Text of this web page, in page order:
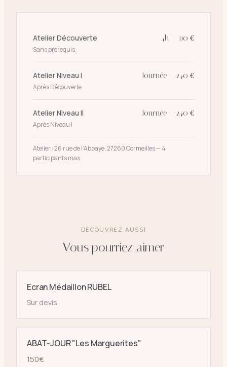
Atelier Découverte
Sans prérequis
4h — 110 €
Atelier Niveau I
Après Découverte
Journée — 240 €
Atelier Niveau II
Après Niveau I
Journée — 240 €
Atelier : 26 rue de l’Abbaye, 27260 Cormeilles — 4
participants max.
DÉCOUVREZ AUSSI
Vous pourriez aimer
Ecran Médaillon RUBEL
Sur devis
ABAT-JOUR "Les Marguerites"
150€